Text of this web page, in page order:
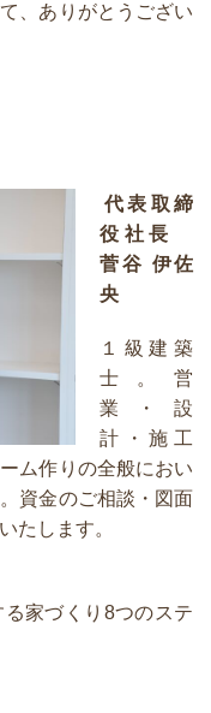
、ありがとうござい
代表取締
役社長
菅谷 伊佐
央
１級建築
士。営
業・設
計・施工
ム作りの全般におい
資金のご相談・図面
たします。
る家づくり8つのステ